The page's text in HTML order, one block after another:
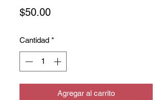
$50.00Precio
Cantidad *
Agregar al carrito